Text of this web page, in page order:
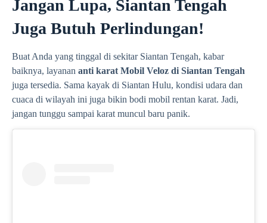
Jangan Lupa, Siantan Tengah
Juga Butuh Perlindungan!
Buat Anda yang tinggal di sekitar Siantan Tengah, kabar
baiknya, layanan anti karat Mobil Veloz di Siantan Tengah
juga tersedia. Sama kayak di Siantan Hulu, kondisi udara dan
cuaca di wilayah ini juga bikin bodi mobil rentan karat. Jadi,
jangan tunggu sampai karat muncul baru panik.